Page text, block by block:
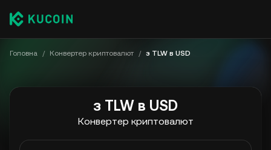
Головна / Конвертер криптовалют / з TLW в USD
з TLW в USD
Конвертер криптовалют